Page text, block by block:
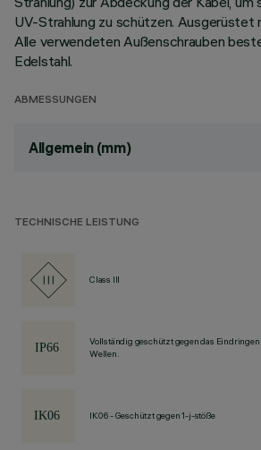
UV-Strahlung zu schützen.
Alle verwendeten Außenschrauben
Edelstahl.
ABMESSUNGEN
Allgemein (mm)
TECHNISCHE LEISTUNG
Class III
Vollständig geschützt gegen das
Wellen.
IK06 - Geschützt gegen 1-j-stöße